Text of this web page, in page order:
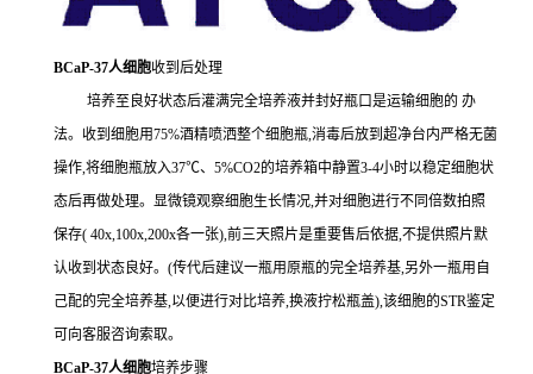
BCaP-37人细胞收到后处理
培养至良好状态后灌满完全培养液并封好瓶口是运输细胞的 办
法。收到细胞用75%酒精喷洒整个细胞瓶,消毒后放到超净台内严格无菌
操作,将细胞瓶放入37℃、5%CO2的培养箱中静置3-4小时以稳定细胞状
态后再做处理。显微镜观察细胞生长情况,并对细胞进行不同倍数拍照
保存( 40x,100x,200x各一张),前三天照片是重要售后依据,不提供照片默
认收到状态良好。(传代后建议一瓶用原瓶的完全培养基,另外一瓶用自
己配的完全培养基,以便进行对比培养,换液拧松瓶盖),该细胞的STR鉴定
可向客服咨询索取。
BCaP-37人细胞培养步骤